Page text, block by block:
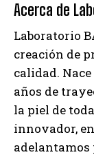
Acerca de
Laboratorio
creación de
calidad.
años de
la piel de
innovador,
adelantamos